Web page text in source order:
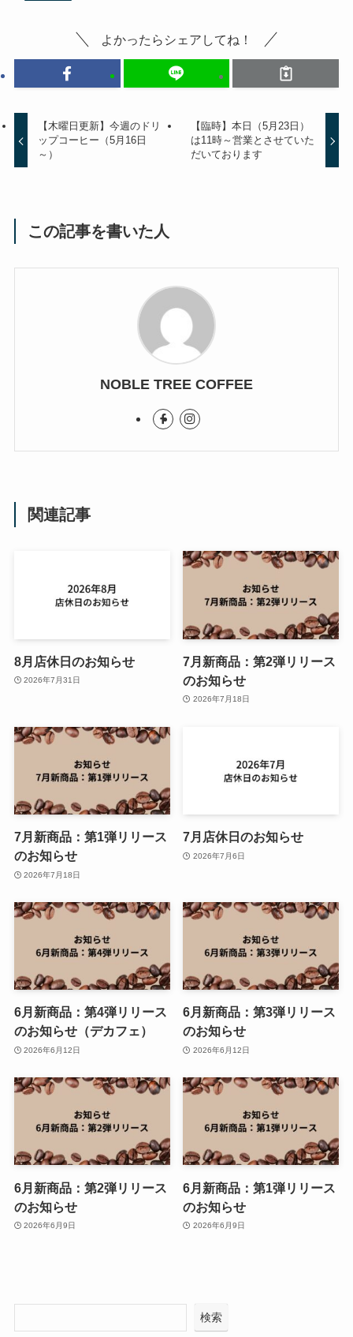
よかったらシェアしてね！
【木曜日更新】今週のドリ
ップコーヒー（5月16日
～）
【臨時】本日（5月23日）
は11時～営業とさせていた
だいております
この記事を書いた人
NOBLE TREE COFFEE
関連記事
8月店休日のお知らせ
2026年7月31日
7月新商品：第2弾リリース
のお知らせ
2026年7月18日
7月新商品：第1弾リリース
のお知らせ
2026年7月18日
7月店休日のお知らせ
2026年7月6日
6月新商品：第4弾リリース
のお知らせ（デカフェ）
2026年6月12日
6月新商品：第3弾リリース
のお知らせ
2026年6月12日
6月新商品：第2弾リリース
のお知らせ
2026年6月9日
6月新商品：第1弾リリース
のお知らせ
2026年6月9日
検索